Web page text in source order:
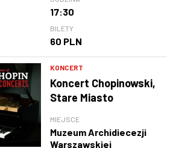
17:30
BILETY
60 PLN
KONCERT
Koncert Chopinowski,
Stare Miasto
MIEJSCE
Muzeum Archidiecezji
Warszawskiej